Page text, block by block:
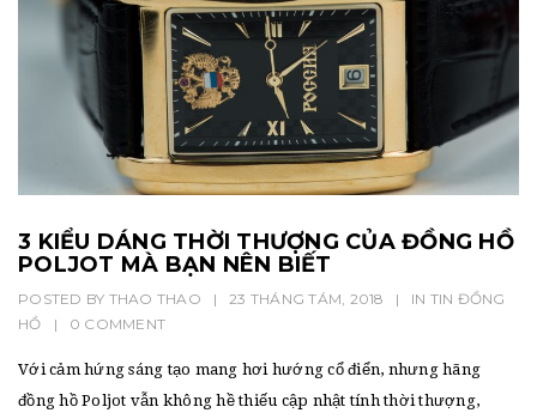
3 KIỂU DÁNG THỜI THƯỢNG CỦA ĐỒNG HỒ
POLJOT MÀ BẠN NÊN BIẾT
POSTED BY THAO THAO | 23 THÁNG TÁM, 2018 | IN TIN ĐỒNG
HỒ
| 0 COMMENT
Với cảm hứng sáng tạo mang hơi hướng cổ điển, nhưng hãng
đồng hồ Poljot vẫn không hề thiếu cập nhật tính thời thượng,